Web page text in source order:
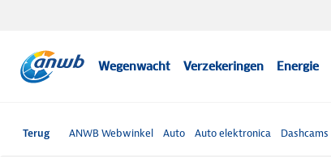
Wegenwacht Verzekeringen Energie
Terug ANWB Webwinkel Auto Auto elektronica Dashcams